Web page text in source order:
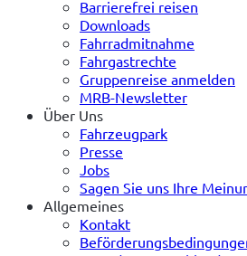
Barrierefrei reisen
Downloads
Fahrradmitnahme
Fahrgastrechte
Gruppenreise anmelden
MRB-Newsletter
Über Uns
Fahrzeugpark
Presse
Jobs
Sagen Sie uns Ihre
Allgemeines
Kontakt